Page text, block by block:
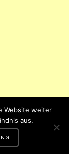
Website weiter
aus.